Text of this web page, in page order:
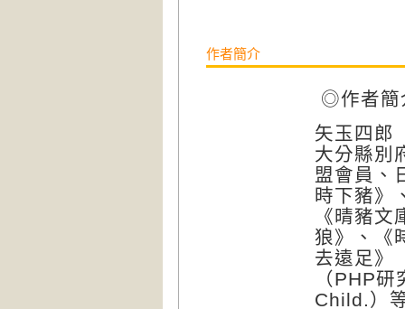
作者簡介
◎作者簡
矢玉四郎
大分縣別
盟會員、
時下豬》
《晴豬
狼》、《
去遠足》
（PHP
Child.）